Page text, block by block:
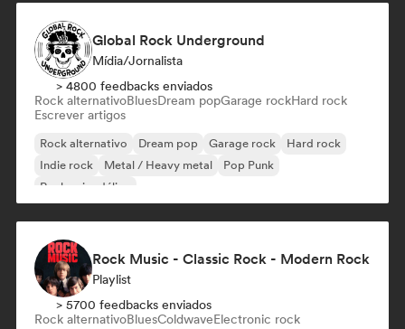
Global Rock Underground
Mídia/Jornalista
> 4800 feedbacks enviados
Rock alternativoBluesDream popGarage rockHard rock
Escrever artigos
Rock alternativo Dream pop Garage rock
Hard rock
Indie rock
Metal / Heavy metal
Pop Punk
Rock psicodélico
Rock Music - Classic Rock - Modern Rock
Playlist
> 5700 feedbacks enviados
Rock alternativoBluesColdwaveElectronic rock